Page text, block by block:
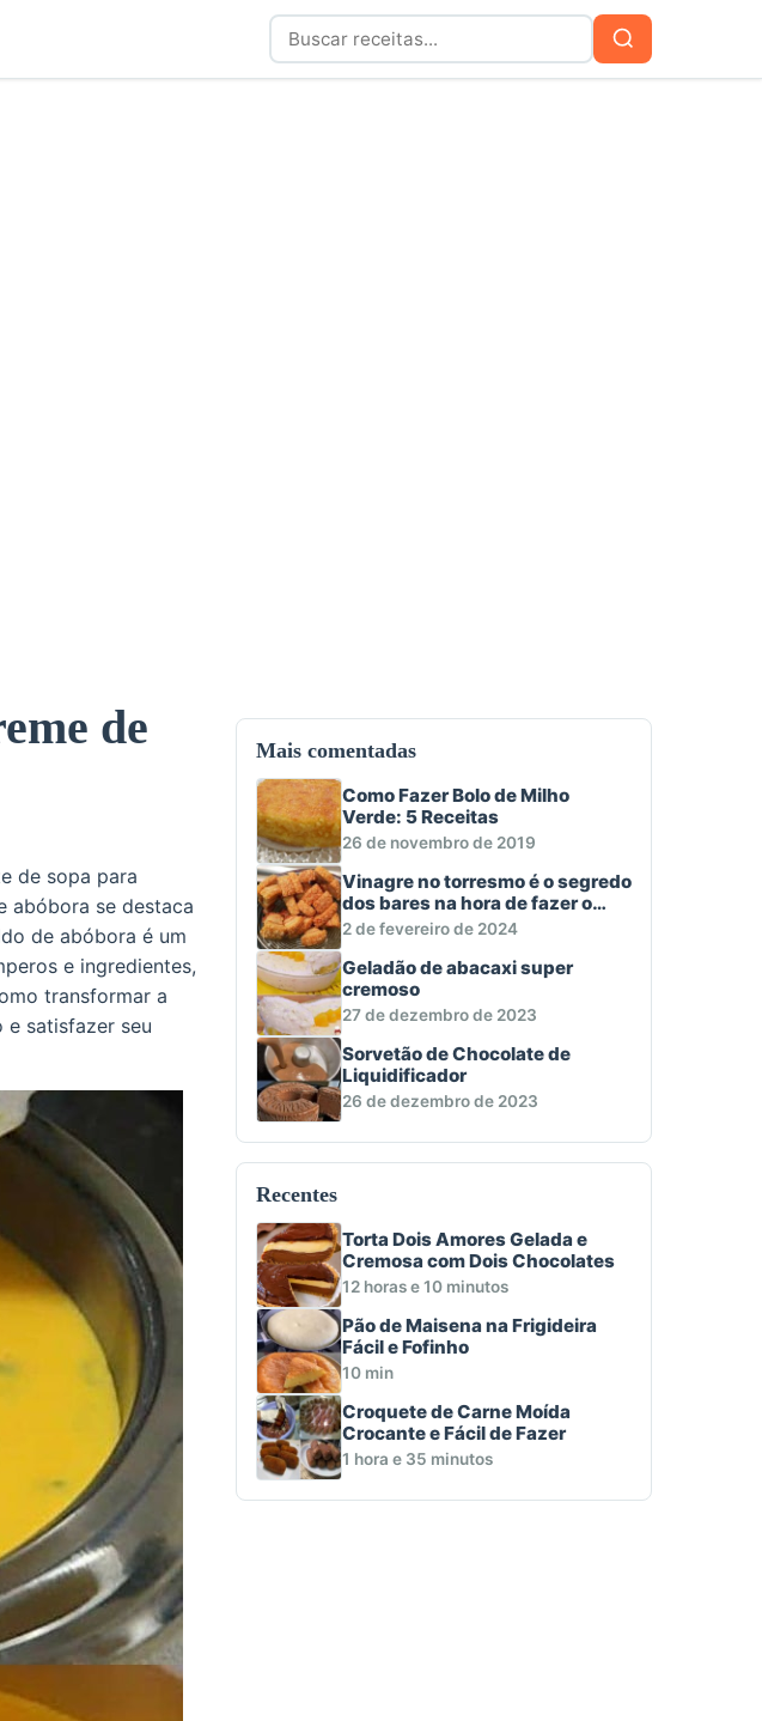
Buscar
por:
Buscar
de
de sopa para
abóbora se destaca
de abóbora é um
e ingredientes,
transformar a
satisfazer seu
Mais comentadas
Como Fazer Bolo de Milho
Verde: 5 Receitas
26 de novembro de 2019
Vinagre no torresmo é o segredo
dos bares na hora de fazer o
aperitivo macio e crocante
2 de fevereiro de 2024
Geladão de abacaxi super
cremoso
27 de dezembro de 2023
Sorvetão de Chocolate de
Liquidificador
26 de dezembro de 2023
Recentes
Torta Dois Amores Gelada e
Cremosa com Dois Chocolates
12 horas e 10 minutos
Pão de Maisena na Frigideira
Fácil e Fofinho
10 min
Croquete de Carne Moída
Crocante e Fácil de Fazer
1 hora e 35 minutos